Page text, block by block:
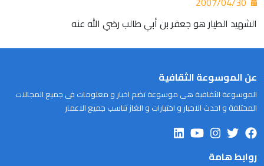
الشهيد الطيار هو جعفر بن أبي طالب رضي الله عنه
عن الموسوعة الثقافية
الموسوعة الثقافية هى موسوعة تضم اخبار و معلومات فى جميع المجالات
المختلفة و احدث الاخبار و اختبارات و الغاز تناسب جميع الاعمار
روابط هامة